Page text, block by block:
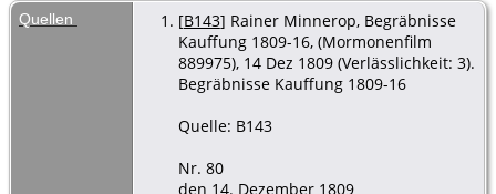
Goldberg,
Schlesien
Adresse-
27 Jul 1809 -
Quellen [B143] Rainer Minnerop, Begräbnisse
Kauffung 1809-16, (Mormonenfilm
889975), 14 Dez 1809 (Verlässlichkeit: 3).
Begräbnisse Kauffung 1809-16
Quelle: B143
Nr. 80
den 14. Dezember 1809